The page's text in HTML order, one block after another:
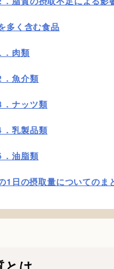
多く含む食品
．肉類
．魚介類
．ナッツ類
．乳製品類
．油脂類
1日の摂取量についてのま